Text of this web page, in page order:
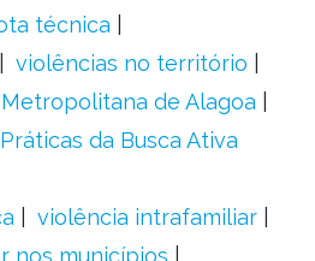
técnica
violências no território
de Alagoa
da Busca Ativa
violência intrafamiliar
nos municípios